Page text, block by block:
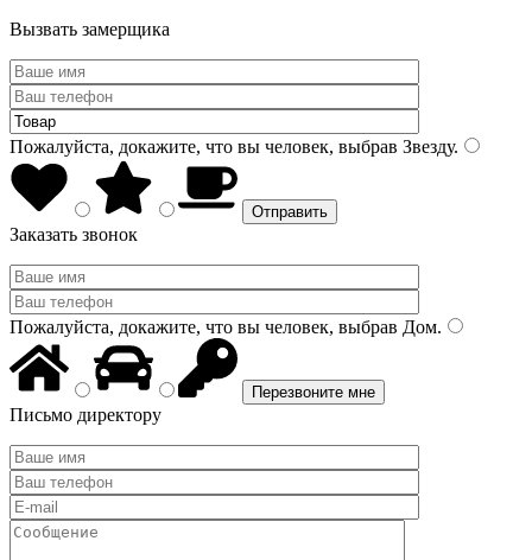
Вызвать замерщика
Пожалуйста, докажите, что вы человек, выбрав Звезду.
Заказать звонок
Пожалуйста, докажите, что вы человек, выбрав Дом.
Письмо директору